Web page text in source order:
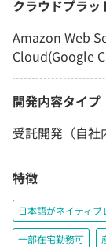
クラウドプラッ
Amazon Web
Cloud(Google
開発内容タイプ
受託開発（自社
特徴
日本語がネイティ
一部在宅勤務可